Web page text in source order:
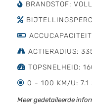
BRANDSTOF:
ACTIERADIUS:
TOPSNELHEID:
0 - 100 KM/U: 7.1
Meer gedetaileerde